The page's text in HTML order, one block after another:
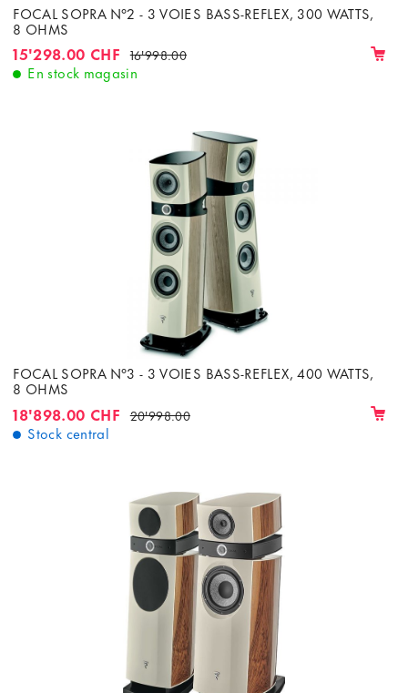
FOCAL SOPRA N°2 - 3 VOIES BASS-REFLEX, 300 WATTS,
8 OHMS
15'298.00 CHF 16'998.00
En stock magasin
FOCAL SOPRA N°3 - 3 VOIES BASS-REFLEX, 400 WATTS,
8 OHMS
18'898.00 CHF 20'998.00
Stock central